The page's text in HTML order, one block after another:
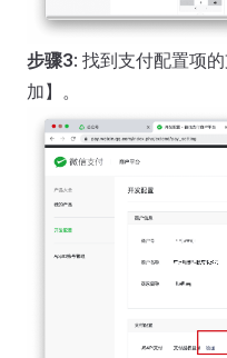
步骤3: 找到支付配置项
加】。